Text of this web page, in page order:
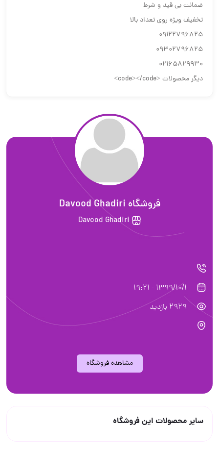
ضمانت بی قید و شرط
تخفیف ویژه روی تعداد بالا
09122796825
09302796825
02165829930
دیگر محصولات <code></code>
فروشگاه Davood Ghadiri
Davood Ghadiri
1399/10/1 - 19:21
2929 بازدید
مشاهده فروشگاه
سایر محصولات این فروشگاه